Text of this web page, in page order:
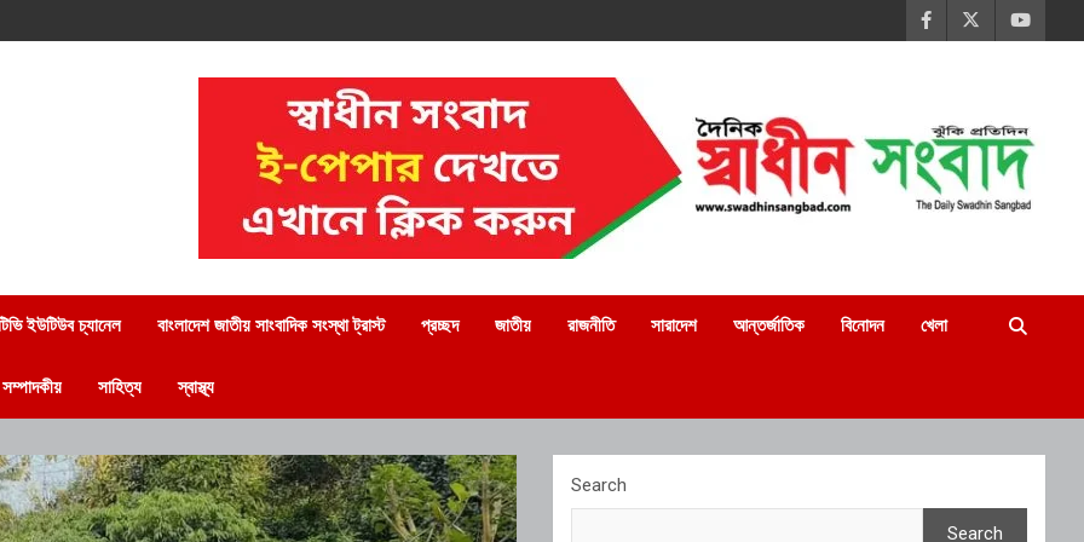
ইউটিউব চ্যানেল বাংলাদেশ জাতীয় সাংবাদিক সংস্থা ট্রাস্ট প্রচ্ছদ জাতীয় রাজনীতি সারাদেশ আন্তর্জাতিক বিনোদন খেলা
সম্পাদকীয় সাহিত্য স্বাস্থ্য
Search
Search